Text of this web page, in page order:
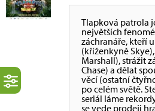
Tlapková patrola
největších
záchranáře, kteří
(kříženkyně
Marshall), strážit
Chase) a dělat
věcí (ostatní
po celém světě.
seriál láme
se vede prodeji